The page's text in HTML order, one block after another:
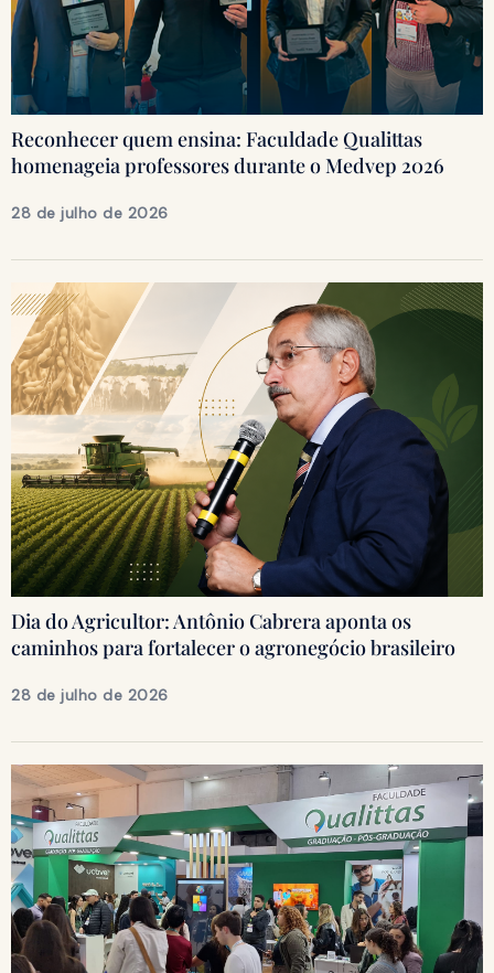
Reconhecer quem ensina: Faculdade Qualittas
homenageia professores durante o Medvep 2026
28 de julho de 2026
Dia do Agricultor: Antônio Cabrera aponta os
caminhos para fortalecer o agronegócio brasileiro
28 de julho de 2026